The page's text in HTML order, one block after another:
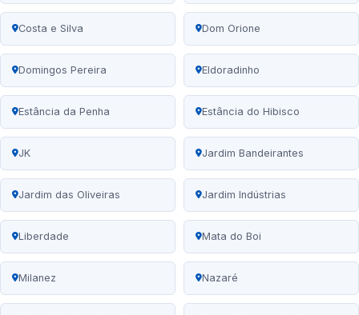
Costa e Silva Dom Orione
Domingos Pereira Eldoradinho
Estância da Penha Estância do Hibisco
JK Jardim Bandeirantes
Jardim das Oliveiras Jardim Indústrias
Liberdade Mata do Boi
Milanez Nazaré